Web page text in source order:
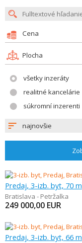
Cena
Plocha
všetky inzeráty
realitné kancelárie
súkromní inzerenti
najnovšie
Predaj, 3-izb. byt, 70 m
Bratislava - Petržalka
249 000,00 EUR
Predaj, 3-izb. byt, 66 m